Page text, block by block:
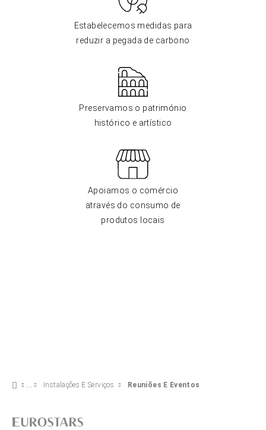
Estabelecemos medidas para
reduzir a pegada de carbono
Preservamos o património
histórico e artístico
Apoiamos o comércio
através do consumo de
produtos locais
Instalações E Serviços Reuniões E Eventos